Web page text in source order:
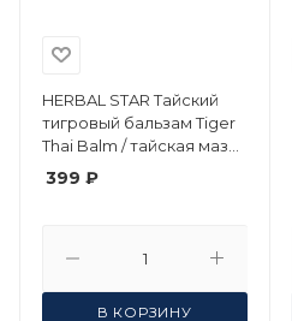
HERBAL STAR Тайский
тигровый бальзам Tiger
Thai Balm / тайская мазь
50 мл/
399 ₽
В КОРЗИНУ